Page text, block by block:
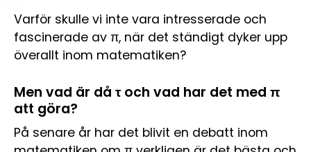
Varför skulle vi inte vara intresserade och
fascinerade av π, när det ständigt dyker upp
överallt inom matematiken?
Men vad är då τ och vad har det med π
att göra?
På senare år har det blivit en debatt inom